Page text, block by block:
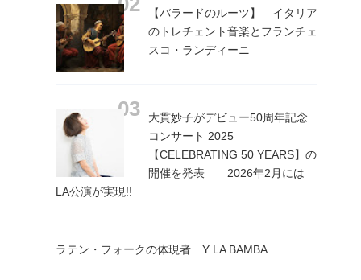
【バラードのルーツ】 イタリア
のトレチェント音楽とフランチェ
スコ・ランディーニ
大貫妙子がデビュー50周年記念
コンサート 2025
【CELEBRATING 50 YEARS】の
開催を発表 2026年2月には
LA公演が実現!!
ラテン・フォークの体現者 Y LA BAMBA